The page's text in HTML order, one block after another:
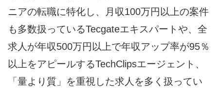
ニアの転職に特化し、月収100万円以上の案件
も多数扱っているTecgateエキスパートや、全
求人が年収500万円以上で年収アップ率が95％
以上をアピールするTechClipsエージェント、
「量より質」を重視した求人を多く扱ってい